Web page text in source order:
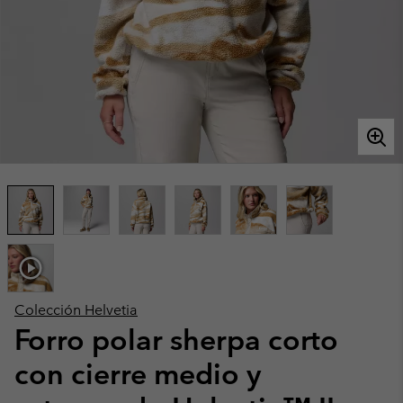
Colección Helvetia
Forro polar sherpa corto
con cierre medio y